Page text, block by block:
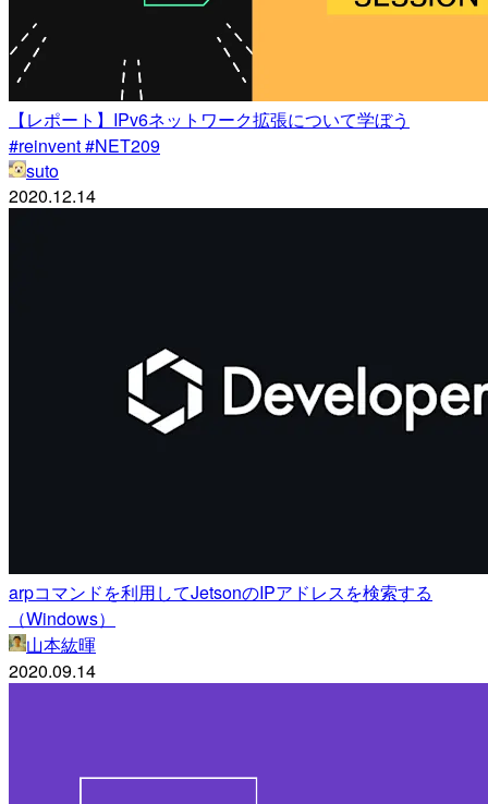
【レポート】IPv6ネットワーク拡張について学ぼう
#reinvent #NET209
suto
2020.12.14
arpコマンドを利用してJetsonのIPアドレスを検索する
（Windows）
山本紘暉
2020.09.14